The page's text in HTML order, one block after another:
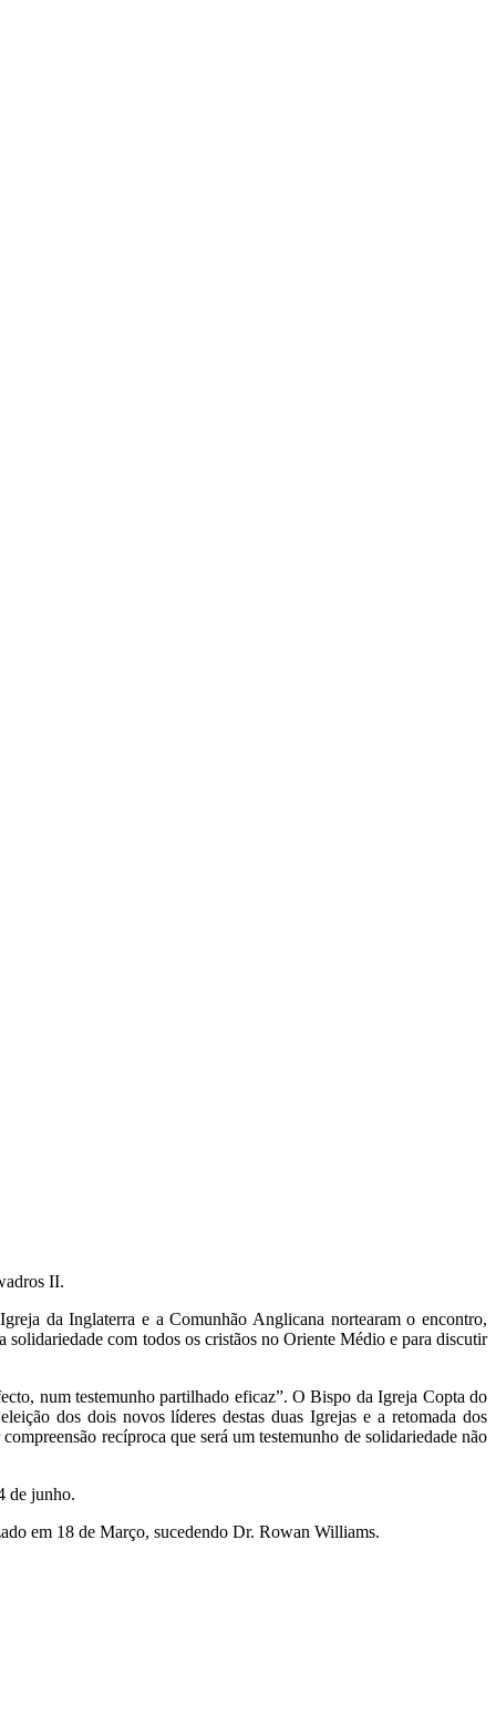
II.
da Inglaterra e a Comunhão Anglicana nortearam o encontro,
com todos os cristãos no Oriente Médio e para discutir
num testemunho partilhado eficaz”. O Bispo da Igreja Copta do
dos dois novos líderes destas duas Igrejas e a retomada dos
recíproca que será um testemunho de solidariedade não
de junho.
em 18 de Março, sucedendo Dr. Rowan Williams.